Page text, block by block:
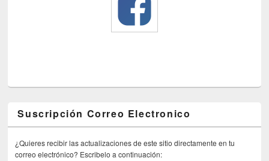
Suscripción Correo Electronico
¿Quieres recibir las actualizaciones de este sitio directamente en tu
correo electrónico? Escribelo a continuación: